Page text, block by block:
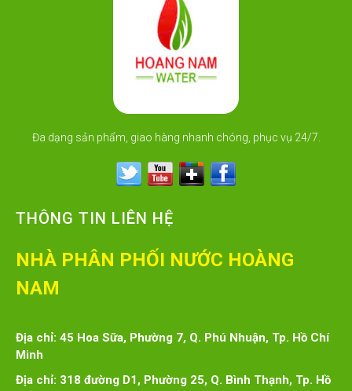
Đa dạng sản phẩm, giao hàng nhanh chóng, phục vụ 24/7.
THÔNG TIN LIÊN HỆ
NHÀ PHÂN PHỐI NƯỚC HOÀNG
NAM
Địa chỉ: 45 Hoa Sữa, Phường 7, Q. Phú Nhuận, Tp. Hồ Chí
Minh
Địa chỉ: 318 đường D1, Phường 25, Q. Bình Thạnh, Tp. Hồ